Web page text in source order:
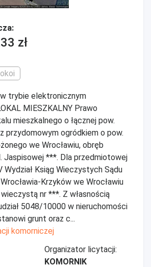
zł
trybie elektronicznym
MIESZKALNY Prawo
mieszkalnego o łącznej pow.
przydomowym ogródkiem o pow.
we Wrocławiu, obręb
Jaspisowej ***. Dla przedmiotowej
Wydział Ksiąg Wieczystych Sądu
Krzyków we Wrocławiu
nr ***. Z własnością
5048/10000 w nieruchomości
grunt oraz c...
komorniczej
Organizator licytacji:
KOMORNIK